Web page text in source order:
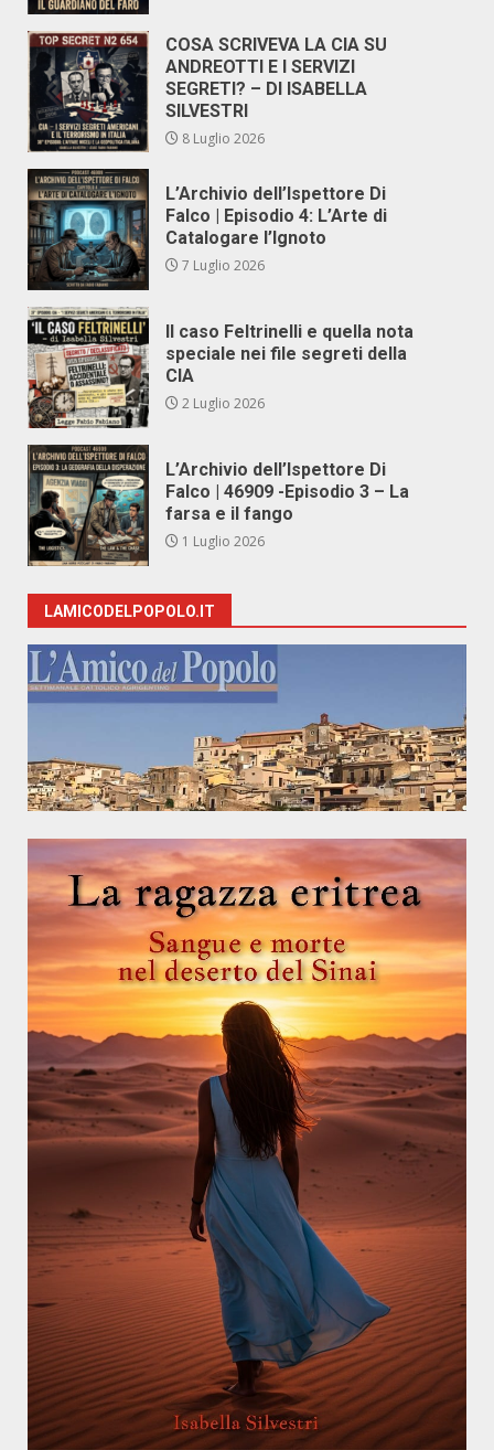
COSA SCRIVEVA LA CIA SU
ANDREOTTI E I SERVIZI
SEGRETI? – DI ISABELLA
SILVESTRI
8 Luglio 2026
L’Archivio dell’Ispettore Di
Falco | Episodio 4: L’Arte di
Catalogare l’Ignoto
7 Luglio 2026
Il caso Feltrinelli e quella nota
speciale nei file segreti della
CIA
2 Luglio 2026
L’Archivio dell’Ispettore Di
Falco | 46909 -Episodio 3 – La
farsa e il fango
1 Luglio 2026
LAMICODELPOPOLO.IT